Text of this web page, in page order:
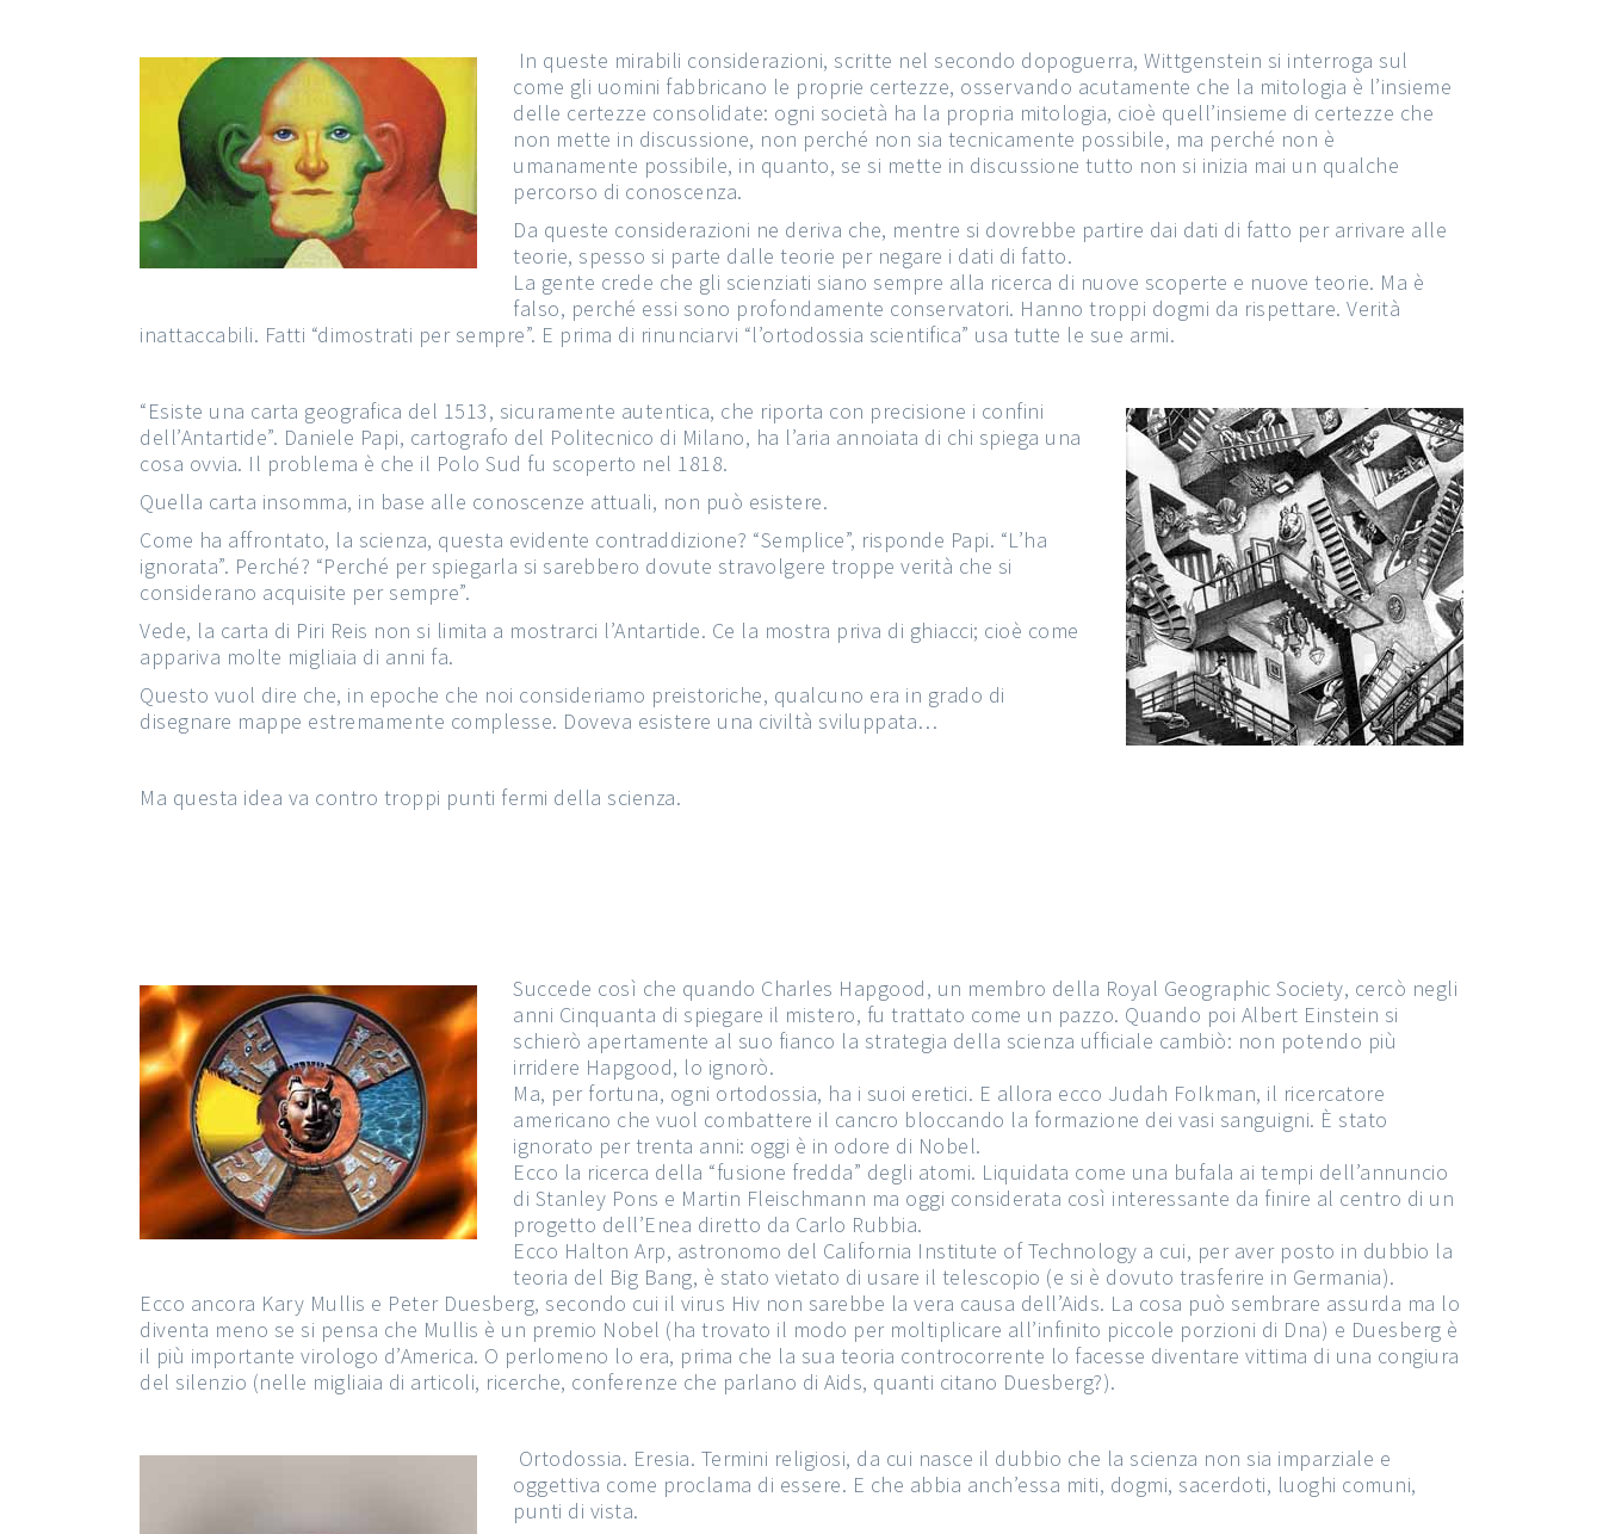
In queste mirabili considerazioni, scritte nel secondo dopoguerra, Wittgenstein si interroga sul
come gli uomini fabbricano le proprie certezze, osservando acutamente che la mitologia è l’insieme
delle certezze consolidate: ogni società ha la propria mitologia, cioè quell’insieme di certezze che
non mette in discussione, non perché non sia tecnicamente possibile, ma perché non è
umanamente possibile, in quanto, se si mette in discussione tutto non si inizia mai un qualche
percorso di conoscenza.
Da queste considerazioni ne deriva che, mentre si dovrebbe partire dai dati di fatto per arrivare alle
teorie, spesso si parte dalle teorie per negare i dati di fatto.
La gente crede che gli scienziati siano sempre alla ricerca di nuove scoperte e nuove teorie. Ma è
falso, perché essi sono profondamente conservatori. Hanno troppi dogmi da rispettare. Verità
inattaccabili. Fatti “dimostrati per sempre”. E prima di rinunciarvi “l’ortodossia scientifica” usa tutte le sue armi.
“Esiste una carta geografica del 1513, sicuramente autentica, che riporta con precisione i confini
dell’Antartide”. Daniele Papi, cartografo del Politecnico di Milano, ha l’aria annoiata di chi spiega una
cosa ovvia. Il problema è che il Polo Sud fu scoperto nel 1818.
Quella carta insomma, in base alle conoscenze attuali, non può esistere.
Come ha affrontato, la scienza, questa evidente contraddizione? “Semplice”, risponde Papi. “L’ha
ignorata”. Perché? “Perché per spiegarla si sarebbero dovute stravolgere troppe verità che si
considerano acquisite per sempre”.
Vede, la carta di Piri Reis non si limita a mostrarci l’Antartide. Ce la mostra priva di ghiacci; cioè come
appariva molte migliaia di anni fa.
Questo vuol dire che, in epoche che noi consideriamo preistoriche, qualcuno era in grado di
disegnare mappe estremamente complesse. Doveva esistere una civiltà sviluppata…
Ma questa idea va contro troppi punti fermi della scienza.
Succede così che quando Charles Hapgood, un membro della Royal Geographic Society, cercò negli
anni Cinquanta di spiegare il mistero, fu trattato come un pazzo. Quando poi Albert Einstein si
schierò apertamente al suo fianco la strategia della scienza ufficiale cambiò: non potendo più
irridere Hapgood, lo ignorò.
Ma, per fortuna, ogni ortodossia, ha i suoi eretici. E allora ecco Judah FoIkman, il ricercatore
americano che vuol combattere il cancro bloccando la formazione dei vasi sanguigni. È stato
ignorato per trenta anni: oggi è in odore di Nobel.
Ecco la ricerca della “fusione fredda” degli atomi. Liquidata come una bufala ai tempi dell’annuncio
di Stanley Pons e Martin Fleischmann ma oggi considerata così interessante da finire al centro di un
progetto dell’Enea diretto da Carlo Rubbia.
Ecco Halton Arp, astronomo del California Institute of Technology a cui, per aver posto in dubbio la
teoria del Big Bang, è stato vietato di usare il telescopio (e si è dovuto trasferire in Germania).
Ecco ancora Kary Mullis e Peter Duesberg, secondo cui il virus Hiv non sarebbe la vera causa dell’Aids. La cosa può sembrare assurda ma lo
diventa meno se si pensa che Mullis è un premio Nobel (ha trovato il modo per moltiplicare all’infinito piccole porzioni di Dna) e Duesberg è
il più importante virologo d’America. O perlomeno lo era, prima che la sua teoria controcorrente lo facesse diventare vittima di una congiura
del silenzio (nelle migliaia di articoli, ricerche, conferenze che parlano di Aids, quanti citano Duesberg?).
Ortodossia. Eresia. Termini religiosi, da cui nasce il dubbio che la scienza non sia imparziale e
oggettiva come proclama di essere. E che abbia anch’essa miti, dogmi, sacerdoti, luoghi comuni,
punti di vista.